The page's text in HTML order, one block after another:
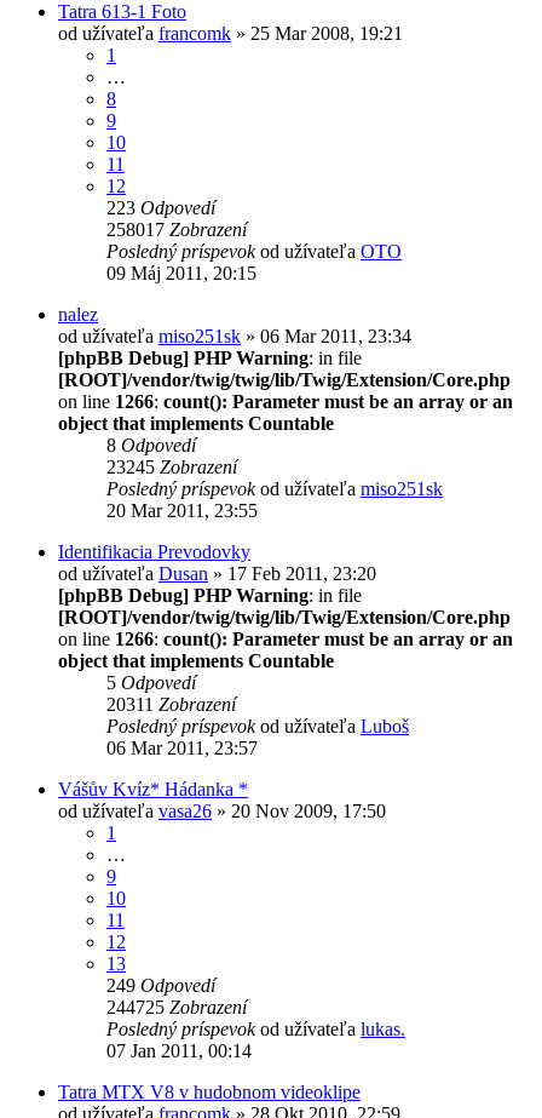
Tatra 613-1 Foto
od užívateľa francomk » 25 Mar 2008, 19:21
1
…
8
9
10
11
12
223 Odpovedí
258017 Zobrazení
Posledný príspevokod užívateľa OTO
09 Máj 2011, 20:15
nalez
od užívateľa miso251sk » 06 Mar 2011, 23:34
[phpBB Debug] PHP Warning: in file
[ROOT]/vendor/twig/twig/lib/Twig/Extension/Core.php
on line 1266: count(): Parameter must be an array or an
object that implements Countable
8 Odpovedí
23245 Zobrazení
Posledný príspevokod užívateľa miso251sk
20 Mar 2011, 23:55
Identifikacia Prevodovky
od užívateľa Dusan » 17 Feb 2011, 23:20
[phpBB Debug] PHP Warning: in file
[ROOT]/vendor/twig/twig/lib/Twig/Extension/Core.php
on line 1266: count(): Parameter must be an array or an
object that implements Countable
5 Odpovedí
20311 Zobrazení
Posledný príspevokod užívateľa Luboš
06 Mar 2011, 23:57
Vášův Kvíz* Hádanka *
od užívateľa vasa26 » 20 Nov 2009, 17:50
1
…
9
10
11
12
13
249 Odpovedí
244725 Zobrazení
Posledný príspevokod užívateľa lukas.
07 Jan 2011, 00:14
Tatra MTX V8 v hudobnom videoklipe
od užívateľa francomk » 28 Okt 2010, 22:59